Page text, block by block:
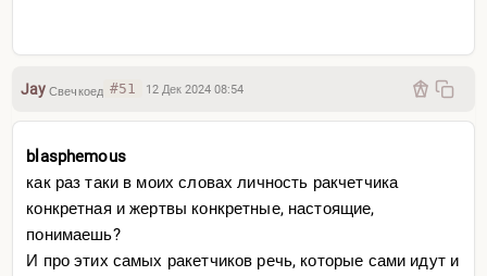
Jay Свечкоед #51 12 Дек 2024 08:54
blasphemous
как раз таки в моих словах личность ракчетчика
конкретная и жертвы конкретные, настоящие,
понимаешь?
И про этих самых ракетчиков речь, которые сами идут и